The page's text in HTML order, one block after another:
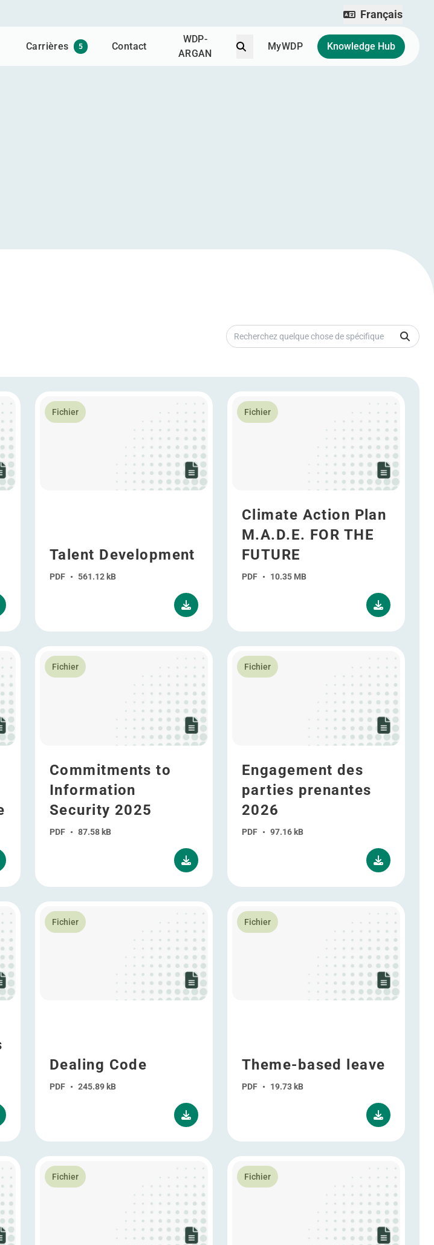
Carrières 5 Contact
WDP-
ARGAN
Recherchez
MyWDP Knowledge Hub
Français
Recherchez quelque chose de spécifique
Policy
Fichier
Talent Development
PDF • 561.12 kB
En savoir plus Talent Development
Fichier
Climate Action Plan
M.A.D.E. FOR THE
FUTURE
PDF • 10.35 MB
En savoir plus Climate Action Plan M.A.D.E.
Fichier
Commitments to
Information
Security 2025
PDF • 87.58 kB
En savoir plus Commitments to Information Security 2025
Fichier
Engagement des
parties prenantes
2026
PDF • 97.16 kB
En savoir plus Engagement des parties
SA
Fichier
Dealing Code
PDF • 245.89 kB
En savoir plus Dealing Code
Fichier
Theme-based leave
PDF • 19.73 kB
En savoir plus Theme-based leave
Policy
Fichier
En savoir plus Client Health and Well being
Fichier
En savoir plus Adhésion à des associations